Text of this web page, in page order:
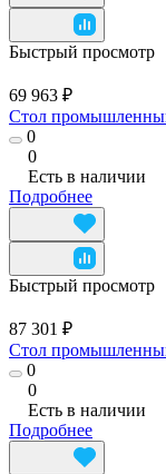
Быстрый просмотр
69 963 ₽
Стол
0
0
Есть в наличии
Подробнее
Быстрый просмотр
87 301 ₽
Стол
0
0
Есть в наличии
Подробнее